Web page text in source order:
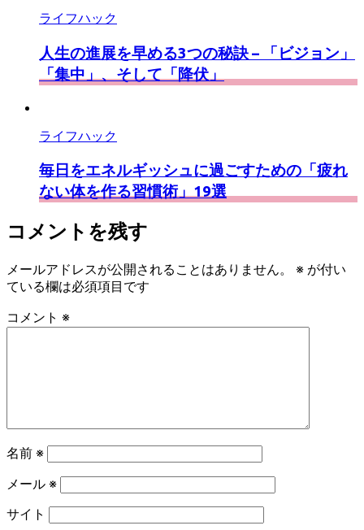
ライフハック
人生の進展を早める3つの秘訣 – 「ビジョン」
「集中」、そして「降伏」
ライフハック
毎日をエネルギッシュに過ごすための「疲れ
ない体を作る習慣術」19選
コメントを残す
メールアドレスが公開されることはありません。 ※ が付い
ている欄は必須項目です
コメント ※
名前 ※
メール ※
サイト